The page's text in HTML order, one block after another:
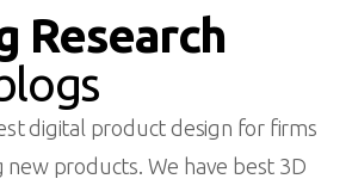
Research
digital product design for firms
new products. We have best 3D